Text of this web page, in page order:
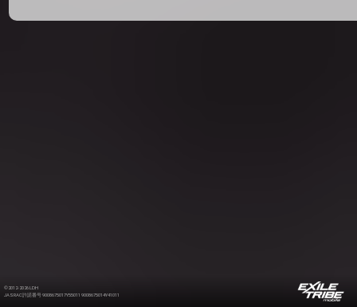
©2012-2026 LDH
JASRAC許諾番号 9008675017Y55011 9008675014Y41011